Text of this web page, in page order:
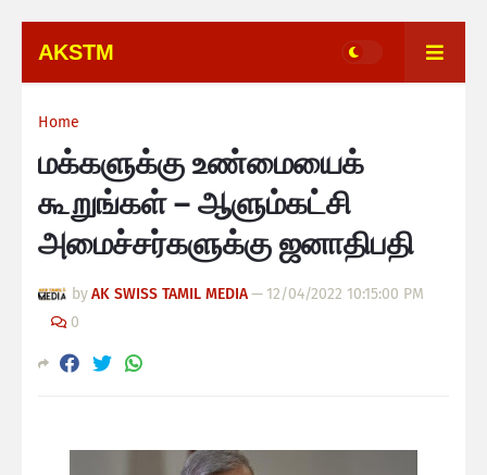
AKSTM
Home
மக்களுக்கு உண்மையைக்
கூறுங்கள் – ஆளும்கட்சி
அமைச்சர்களுக்கு ஜனாதிபதி
byAK SWISS TAMIL MEDIA— 12/04/2022 10:15:00 PM
0